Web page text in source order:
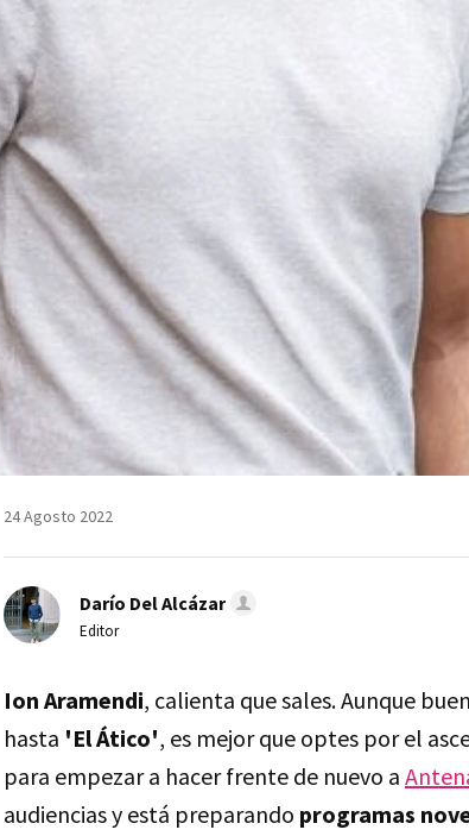
24 Agosto 2022
Darío Del Alcázar
Editor
Ion Aramendi, calienta que sales. Aunque
hasta 'El Ático', es mejor que optes por el
para empezar a hacer frente de nuevo a
audiencias y está preparando programas